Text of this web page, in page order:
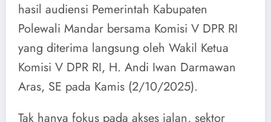
hasil audiensi Pemerintah Kabupaten
Polewali Mandar bersama Komisi V DPR RI
yang diterima langsung oleh Wakil Ketua
Komisi V DPR RI, H. Andi Iwan Darmawan
Aras, SE pada Kamis (2/10/2025).
Tak hanya fokus pada akses jalan, sektor